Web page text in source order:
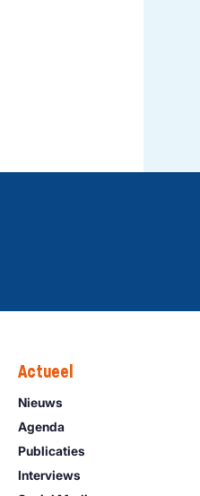
Actueel
Nieuws
Agenda
Publicaties
Interviews